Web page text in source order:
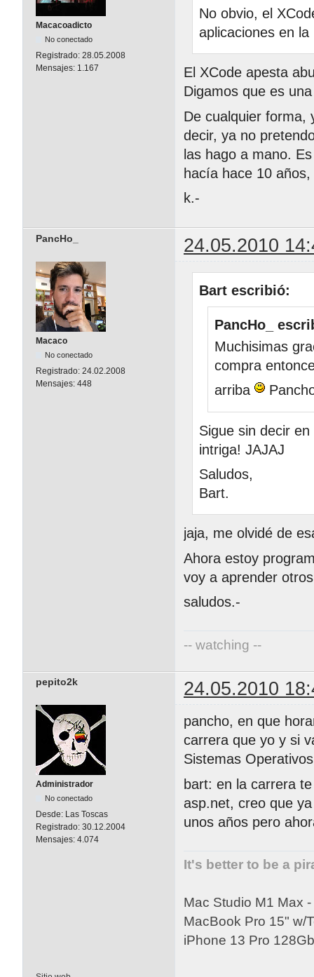
Macacoadicto
No conectado
Registrado: 28.05.2008
Mensajes: 1.167
No obvio, el
aplicaciones en
El XCode apesta
Digamos que es
De cualquier forma,
decir, ya no
las hago a mano.
hacía hace 10
k.-
PancHo_ 24.05.2010
Macaco
No conectado
Registrado: 24.02.2008
Mensajes: 448
Bart escribió:
PancHo_
Muchisimas
compra
arriba
Sigue sin decir
intriga! JAJAJ
Saludos,
Bart.
jaja, me olvidé de
Ahora estoy
voy a aprender
saludos.-
-- watching --
pepito2k 24.05.2010
Administrador
No conectado
Desde: Las Toscas
Registrado: 30.12.2004
Mensajes: 4.074
pancho, en que
carrera que yo y si
Sistemas
bart: en la carrera
asp.net, creo que
unos años pero
It's better to be a
Mac Studio M1 Max
MacBook Pro 15" w/
iPhone 13 Pro